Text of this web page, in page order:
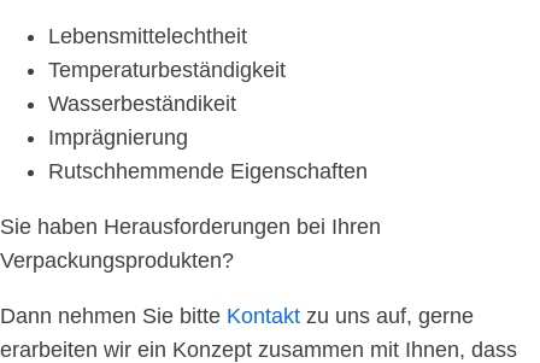
Lebensmittelechtheit
Temperaturbeständigkeit
Wasserbeständikeit
Imprägnierung
Rutschhemmende Eigenschaften
Sie haben Herausforderungen bei Ihren
Verpackungsprodukten?
Dann nehmen Sie bitte Kontakt zu uns auf, gerne
erarbeiten wir ein Konzept zusammen mit Ihnen, dass